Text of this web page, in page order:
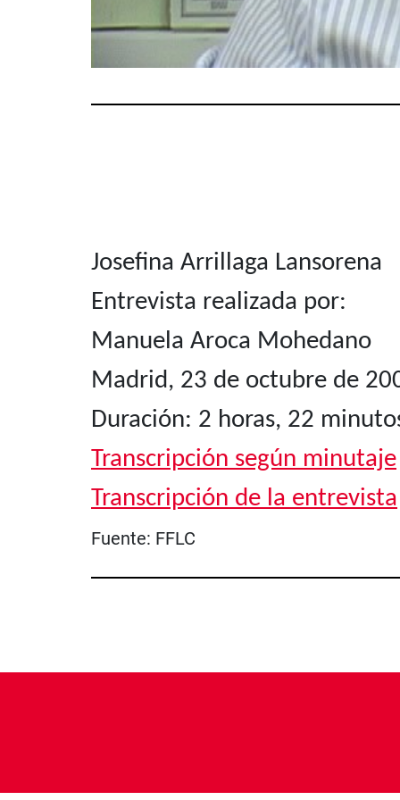
Josefina Arrillaga Lansorena
Entrevista realizada por:
Manuela Aroca Mohedano
Madrid, 23 de octubre de
Duración: 2 horas, 22
Transcripción según minutaje
Transcripción de la entrevista
Fuente: FFLC